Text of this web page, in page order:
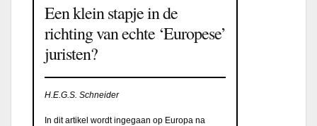
Een klein stapje in de
richting van echte ‘Europese’
juristen?
H.E.G.S. Schneider
In dit artikel wordt ingegaan op Europa na